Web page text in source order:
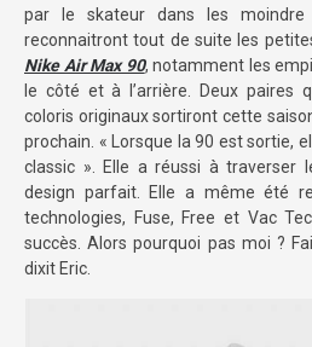
par le skateur dans les moindre
reconnaitront tout de suite les
Nike Air Max 90, notamment les
le côté et à l’arrière. Deux paires
coloris originaux sortiront cette
prochain. « Lorsque la 90 est sortie,
classic ». Elle a réussi à traverser
design parfait. Elle a même été
technologies, Fuse, Free et Vac
succès. Alors pourquoi pas moi ?
dixit Eric.